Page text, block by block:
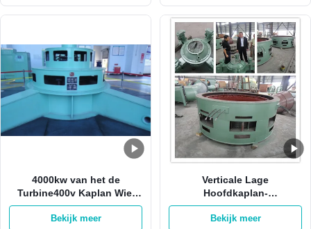
4000kw van het de
Turbine400v Kaplan Wiel
van waterkaplan Hydro de
Turbineroestvrij staal
Bekijk meer
Verticale Lage
Hoofdkaplan-
Turbogenerator 42m 980kw
3m3/S
Bekijk meer